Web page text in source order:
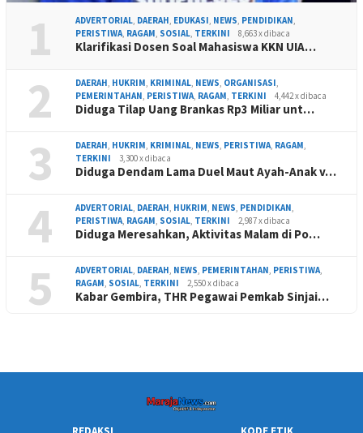
1 ADVERTORIAL, DAERAH, EDUKASI, NEWS, PENDIDIKAN,
PERISTIWA, RAGAM, SOSIAL, TERKINI 8,663 x dibaca
Klarifikasi Dosen Soal Mahasiswa KKN UIA…
2 DAERAH, HUKRIM, KRIMINAL, NEWS, ORGANISASI,
PEMERINTAHAN, PERISTIWA, RAGAM, TERKINI 4,442 x dibaca
Diduga Tilap Uang Brankas Rp3 Miliar unt…
3 DAERAH, HUKRIM, KRIMINAL, NEWS, PERISTIWA, RAGAM,
TERKINI
3,300 x dibaca
Diduga Dendam Lama Duel Maut Ayah-Anak v…
4 ADVERTORIAL, DAERAH, HUKRIM, NEWS, PENDIDIKAN,
PERISTIWA, RAGAM, SOSIAL, TERKINI 2,987 x dibaca
Diduga Meresahkan, Aktivitas Malam di Po…
5 ADVERTORIAL, DAERAH, NEWS, PEMERINTAHAN, PERISTIWA,
RAGAM, SOSIAL, TERKINI 2,550 x dibaca
Kabar Gembira, THR Pegawai Pemkab Sinjai…